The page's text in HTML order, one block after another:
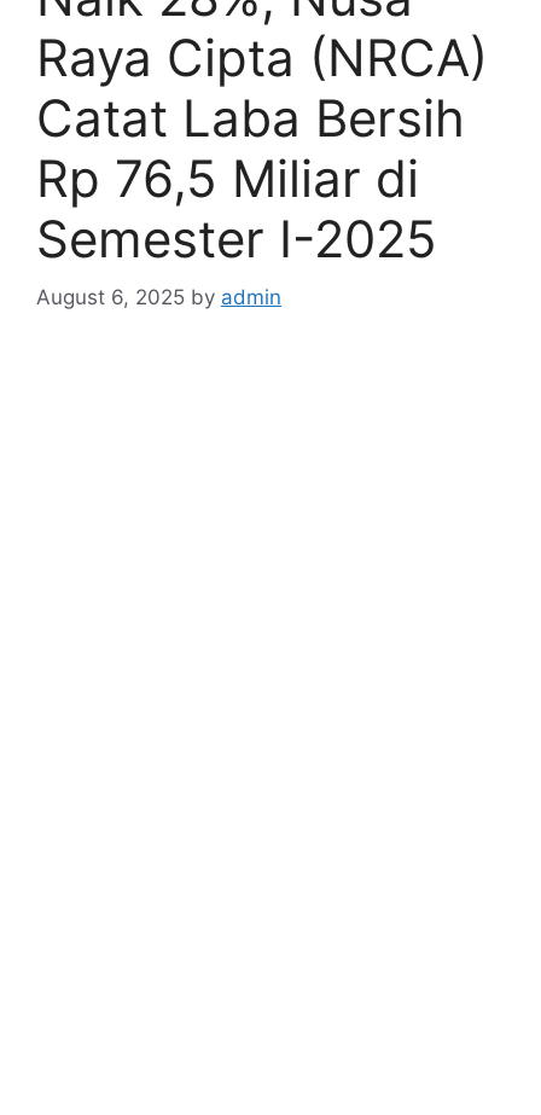
Raya Cipta (NRCA)
Catat Laba Bersih
Rp 76,5 Miliar di
Semester I-2025
August 6, 2025 by admin